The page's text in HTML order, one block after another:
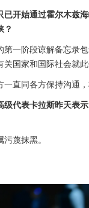
开始通过霍尔木兹
？
一阶段谅解备忘录
国家和国际社会就
直同各方保持沟通
代表卡拉斯昨天表
蔑抹黑。